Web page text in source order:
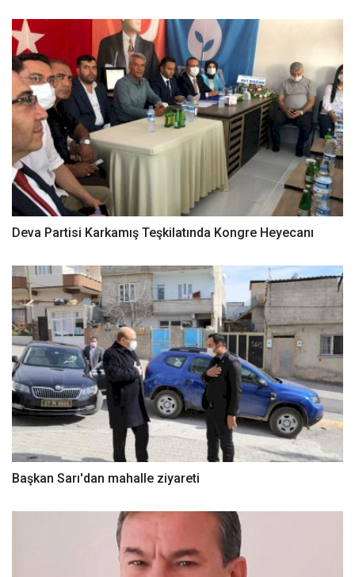
Deva Partisi Karkamış Teşkilatında Kongre Heyecanı
Başkan Sarı'dan mahalle ziyareti